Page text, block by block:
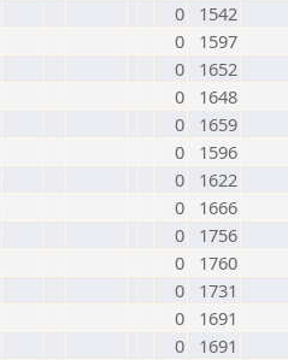
0
1542
0
1597
0
1652
0
1648
0
1659
0
1596
0
1622
0
1666
0
1756
0
1760
0
1731
0
1691
0
1691